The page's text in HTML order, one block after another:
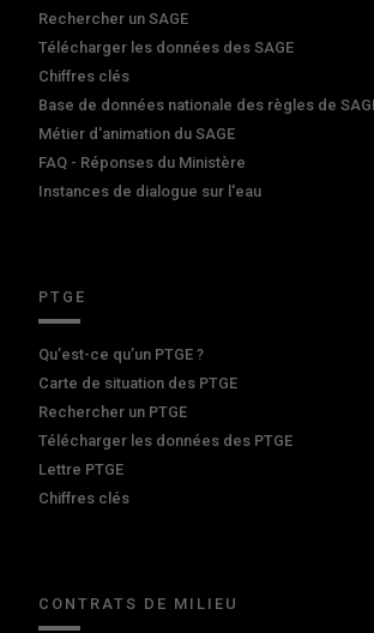
Rechercher un SAGE
Télécharger les données des SAGE
Chiffres clés
Base de données nationale des règles de
Métier d'animation du SAGE
FAQ - Réponses du Ministère
Instances de dialogue sur l'eau
PTGE
Qu’est-ce qu’un PTGE ?
Carte de situation des PTGE
Rechercher un PTGE
Télécharger les données des PTGE
Lettre PTGE
Chiffres clés
CONTRATS DE MILIEU